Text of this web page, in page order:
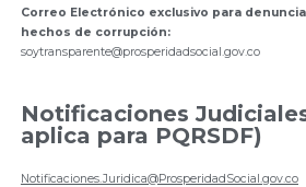
Correo Electrónico exclusivo para
hechos de corrupción:
soytransparente@prosperidadsocial.gov.co
Notificaciones
aplica para PQRSDF)
Notificaciones.Juridica@ProsperidadSocial.gov.co